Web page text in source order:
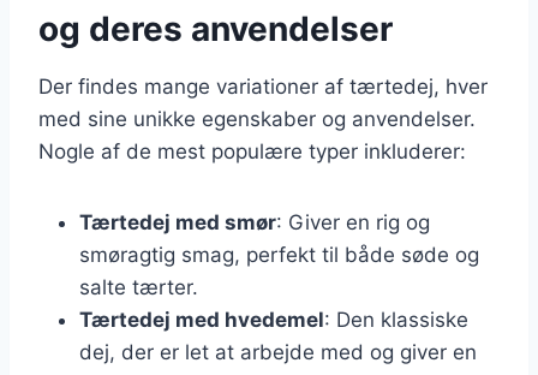
og deres anvendelser
Der findes mange variationer af tærtedej, hver
med sine unikke egenskaber og anvendelser.
Nogle af de mest populære typer inkluderer:
Tærtedej med smør: Giver en rig og
smøragtig smag, perfekt til både søde og
salte tærter.
Tærtedej med hvedemel: Den klassiske
dej, der er let at arbejde med og giver en